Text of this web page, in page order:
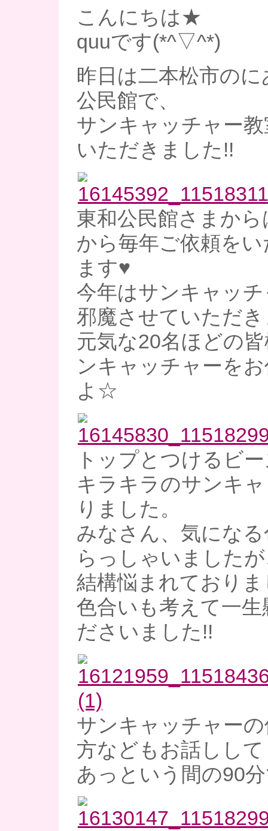
こんにちは★
quuです(*^▽^*)
昨日は二本松市の
公民館で、
サンキャッチャー
いただきました!!
東和公民館さまか
から毎年ご依頼を
ます♥
今年はサンキャッ
邪魔させていただ
元気な20名ほどの
ンキャッチャーを
よ☆
トップとつけるビ
キラキラのサンキ
りました。
みなさん、気にな
らっしゃいました
結構悩まれておりま
色合いも考えて一
ださいました!!
サンキャッチャー
方などもお話しして
あっという間の90